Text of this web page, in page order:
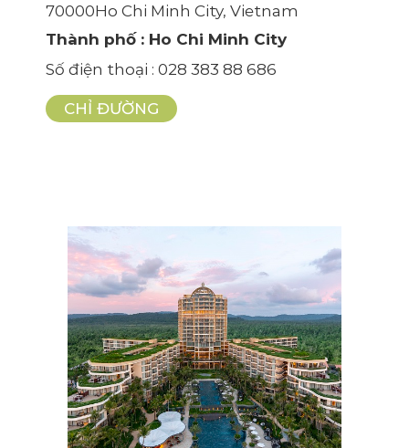
70000Ho Chi Minh City, Vietnam
Thành phố: Ho Chi Minh City
Số điện thoại : 028 383 88 686
CHỈ ĐƯỜNG